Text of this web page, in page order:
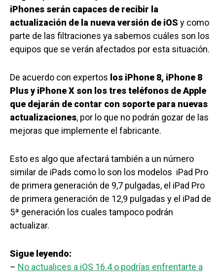
iPhones serán capaces de recibir la
actualización de la nueva versión de iOS y como
parte de las filtraciones ya sabemos cuáles son los
equipos que se verán afectados por esta situación.
De acuerdo con expertos los iPhone 8, iPhone 8
Plus y iPhone X son los tres teléfonos de Apple
que dejarán de contar con soporte para nuevas
actualizaciones, por lo que no podrán gozar de las
mejoras que implemente el fabricante.
Esto es algo que afectará también a un número
similar de iPads como lo son los modelos iPad Pro
de primera generación de 9,7 pulgadas, el iPad Pro
de primera generación de 12,9 pulgadas y el iPad de
5ª generación los cuales tampoco podrán
actualizar.
Sigue leyendo:
– No actualices a iOS 16.4 o podrías enfrentarte a